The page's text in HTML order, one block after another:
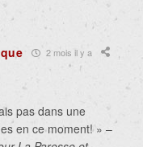
2 mois il y a
pas dans une
en ce moment! » –